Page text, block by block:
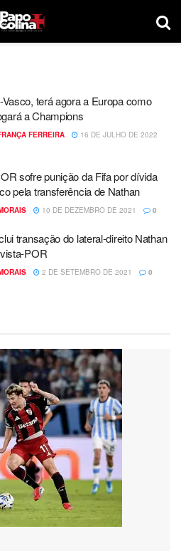
Vasco, terá agora a Europa como
a Champions
FERREIRA
16 DE JULHO DE 2022
sofre punição da Fifa por dívida
pela transferência de Nathan
10 DE DEZEMBRO DE 2021 0
transação do lateral-direito Nathan
POR
2 DE SETEMBRO DE 2021 0